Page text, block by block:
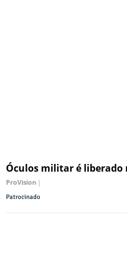
Óculos militar é liberado
ProVision |
Patrocinado